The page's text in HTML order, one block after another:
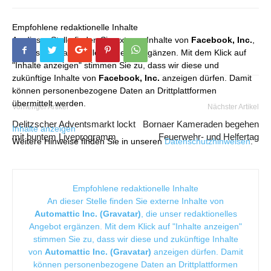
Empfohlene redaktionelle Inhalte
An dieser Stelle finden Sie externe Inhalte von Facebook, Inc.
die unser redaktionelles Angebot ergänzen. Mit dem Klick auf
"Inhalte anzeigen" stimmen Sie zu, dass wir diese und
zukünftige Inhalte von Facebook, Inc. anzeigen dürfen. Damit
können personenbezogene Daten an Drittplattformen
übermittelt werden.
Inhalte anzeigen
Weitere Hinweise finden Sie in unserenDatenschutzhinweisen.
Vorheriger Artikel
Delitzscher Adventsmarkt lockt
mit buntem Liveprogramm
Nächster Artikel
Bornaer Kameraden begehen
Feuerwehr- und Helfertag
Empfohlene redaktionelle Inhalte
An dieser Stelle finden Sie externe Inhalte von
Automattic Inc. (Gravatar) , die unser redaktionelles
Angebot ergänzen. Mit dem Klick auf "Inhalte anzeigen"
stimmen Sie zu, dass wir diese und zukünftige Inhalte
von Automattic Inc. (Gravatar) anzeigen dürfen. Damit
können personenbezogene Daten an Drittplattformen